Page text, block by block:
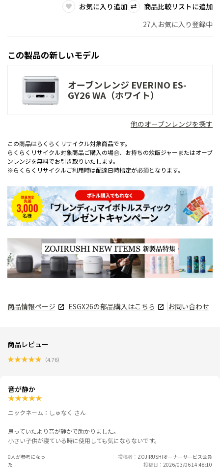
お気に入り追加
商品比較リストに追加
27人お気に入り登録中
この製品の新しいモデル
オーブンレンジ EVERINO ES-
GY26 WA（ホワイト）
他のオーブンレンジを探す
この商品はらくらくリサイクル対象商品です。
らくらくリサイクル対象商品ご購入の場合、お持ちの炊飯ジャーまたはオーブ
ンレンジを無料でお引き取りいたします。
※らくらくリサイクルご利用時は配達日時指定が必須となります。
商品情報ページ ESGX26の部品購入はこちら お問い合わせ
商品レビュー
★★★★★ （4.76）
音が静か
★★★★★
ニックネーム：しゅなく さん
思っていたより音が静かで助かりました。
小さい子供が寝ている時に使用しても気にならないです。
0人が参考になっ
た
投稿者
ZOJIRUSHIオーナーサービス会員
投稿日
2026/03/06 14:48:10